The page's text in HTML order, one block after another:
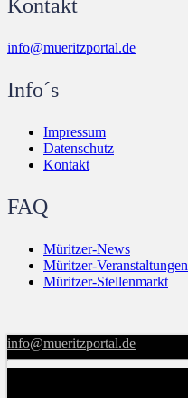
Kontakt
info@mueritzportal.de
Info´s
Impressum
Datenschutz
Kontakt
FAQ
Müritzer-News
Müritzer-Veranstaltungen
Müritzer-Stellenmarkt
info@mueritzportal.de